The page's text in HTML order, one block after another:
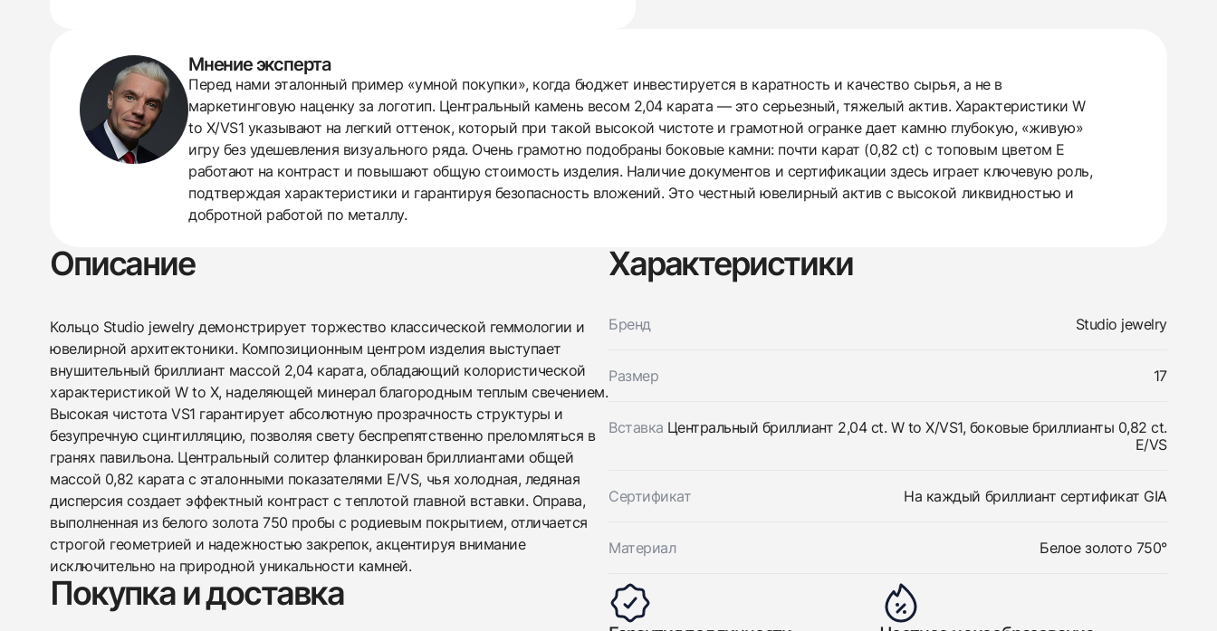
438
285
145
142
205
204
195
150
6
Мнение эксперта
Перед нами эталонный пример «умной покупки», когда бюджет инвестируется в каратность и качество сырья, а не в
маркетинговую наценку за логотип. Центральный камень весом 2,04 карата — это серьезный, тяжелый актив. Характеристики W
to X/VS1 указывают на легкий оттенок, который при такой высокой чистоте и грамотной огранке дает камню глубокую, «живую»
игру без удешевления визуального ряда. Очень грамотно подобраны боковые камни: почти карат (0,82 ct) с топовым цветом E
работают на контраст и повышают общую стоимость изделия. Наличие документов и сертификации здесь играет ключевую роль,
подтверждая характеристики и гарантируя безопасность вложений. Это честный ювелирный актив с высокой ликвидностью и
добротной работой по металлу.
Описание
Кольцо Studio jewelry демонстрирует торжество классической геммологии и
ювелирной архитектоники. Композиционным центром изделия выступает
внушительный бриллиант массой 2,04 карата, обладающий колористической
характеристикой W to X, наделяющей минерал благородным теплым свечением.
Высокая чистота VS1 гарантирует абсолютную прозрачность структуры и
безупречную сцинтилляцию, позволяя свету беспрепятственно преломляться в
гранях павильона. Центральный солитер фланкирован бриллиантами общей
массой 0,82 карата с эталонными показателями E/VS, чья холодная, ледяная
дисперсия создает эффектный контраст с теплотой главной вставки. Оправа,
выполненная из белого золота 750 пробы с родиевым покрытием, отличается
строгой геометрией и надежностью закрепок, акцентируя внимание
исключительно на природной уникальности камней.
Характеристики
Бренд Studio jewelry
Размер 17
Вставка Центральный бриллиант 2,04 ct. W to X/VS1, боковые бриллианты 0,82 ct.
E/VS
Сертификат На каждый бриллиант сертификат GIA
Материал Белое золото 750°
Покупка и доставка
Оставьте ваши контактные данные и мы свяжемся с
вами
Studio jewelry
Кольцо 2,04 Ct. W To X/Vs1
$13,300
вами
Studio jewelry
Кольцо 2,04 Ct. W To X/Vs1
НовыеКоробка + Документы
$13,300
Приложите фото ваших часов…